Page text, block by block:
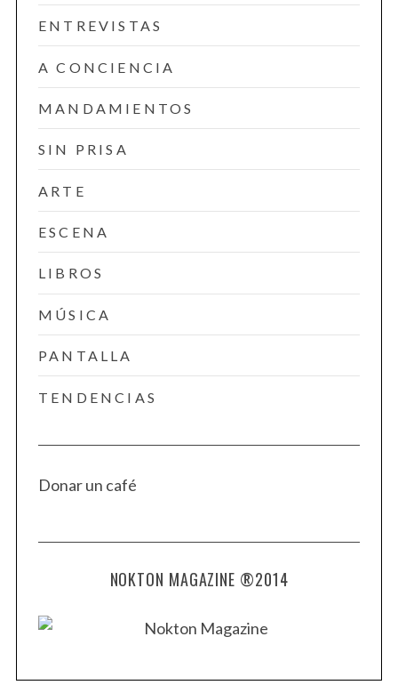
ENTREVISTAS
A CONCIENCIA
MANDAMIENTOS
SIN PRISA
ARTE
ESCENA
LIBROS
MÚSICA
PANTALLA
TENDENCIAS
Donar un café
NOKTON MAGAZINE ®2014